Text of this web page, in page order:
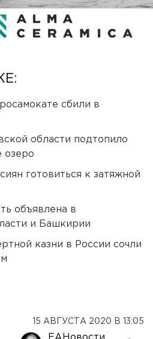
сбили в
области подтопило
озеро
готовиться к затяжной
объявлена в
и Башкирии
казни в России сочли
15 АВГУСТА 2020 В 13:05